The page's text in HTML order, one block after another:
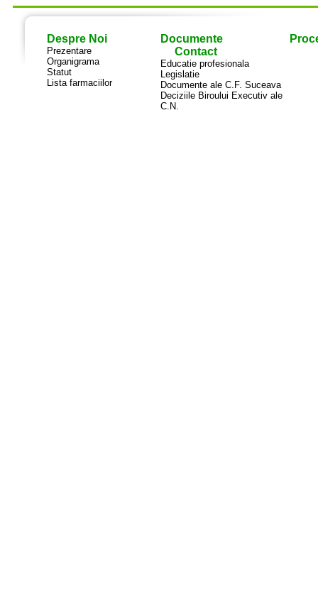
Despre Noi
Prezentare
Organigrama
Statut
Lista farmaciilor
Documente
Contact
Educatie profesionala
Legislatie
Documente ale C.F. Suceava
Deciziile Biroului Executiv ale
C.N.